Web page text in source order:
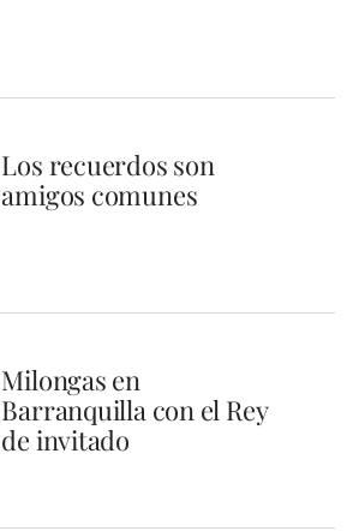
Los recuerdos son
amigos comunes
Milongas en
Barranquilla con el Rey
de invitado